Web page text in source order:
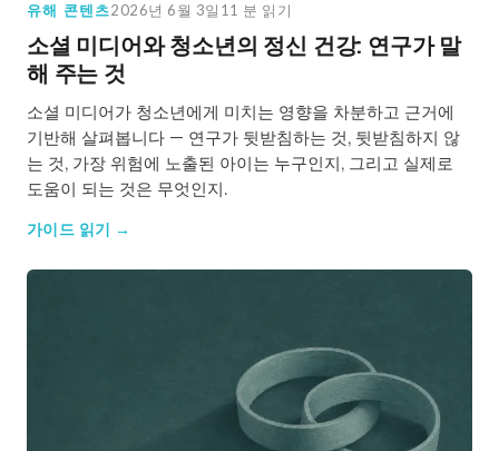
유해 콘텐츠2026년 6월 3일 11 분 읽기
소셜 미디어와 청소년의 정신 건강: 연구가 말
해 주는 것
소셜 미디어가 청소년에게 미치는 영향을 차분하고 근거에
기반해 살펴봅니다 — 연구가 뒷받침하는 것, 뒷받침하지 않
는 것, 가장 위험에 노출된 아이는 누구인지, 그리고 실제로
도움이 되는 것은 무엇인지.
가이드 읽기 →